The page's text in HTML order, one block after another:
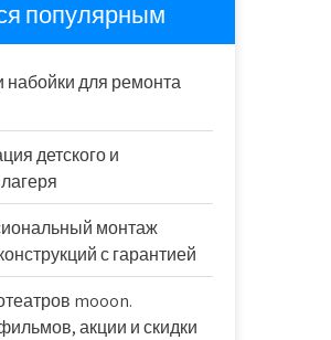
популярным
набойки для ремонта
детского и
монтаж
с гарантией
mooon.
акции и скидки